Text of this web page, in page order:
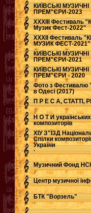
КИЇВСЬКІ МУЗИЧНІ
ПРЕМ"ЄРИ-2023
ХХХІІІ Фестиваль
Музик Фест-2022"
ХХХІІ Фестиваль
МУЗИК ФЕСТ-2021"
КИЇВСЬКІ МУЗИЧНІ
ПРЕМ"ЄРИ-2021
КИЇВСЬКІ МУЗИЧНІ
ПРЕМ"ЄРИ - 2020
Фото з Фестивалю
в Одесі (2017)
П Р Е С А, СТАТТІ,
Н О Т И українських
композиторів
ХІУ З"ЇЗД
Спілки
України
.
Музичний Фонд
Центр музичної
БТК "Ворзель"